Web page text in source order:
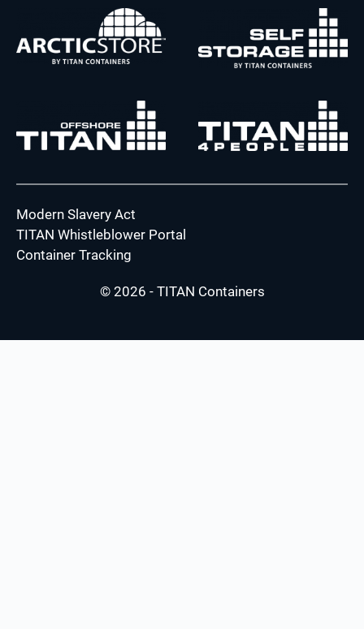
Modern Slavery Act
TITAN Whistleblower Portal
Container Tracking
© 2026 - TITAN Containers